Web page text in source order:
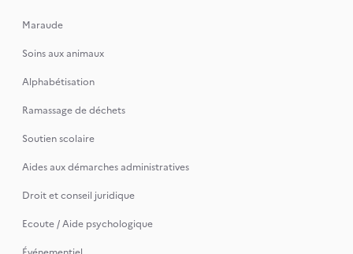
Maraude
Soins aux animaux
Alphabétisation
Ramassage de déchets
Soutien scolaire
Aides aux démarches administratives
Droit et conseil juridique
Ecoute / Aide psychologique